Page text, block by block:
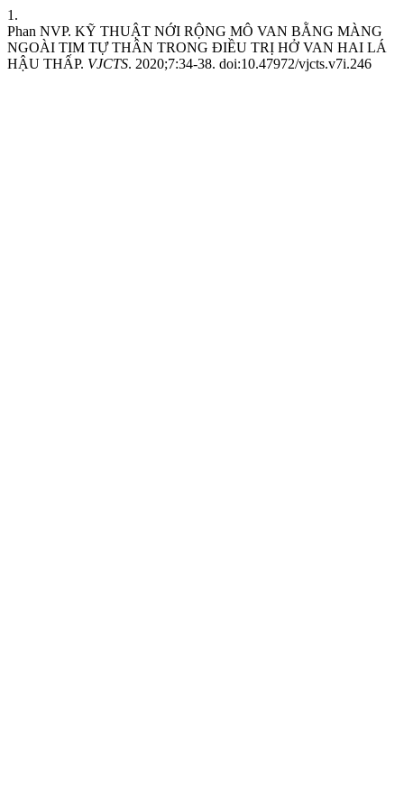
1.
Phan NVP. KỸ THUẬT NỚI RỘNG MÔ VAN BẰNG MÀNG
NGOÀI TIM TỰ THÂN TRONG ĐIỀU TRỊ HỞ VAN HAI LÁ
HẬU THẤP. VJCTS. 2020;7:34-38. doi:10.47972/vjcts.v7i.246